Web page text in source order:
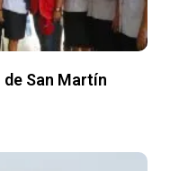
San Martín